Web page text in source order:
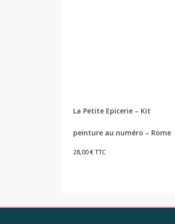
La Petite Epicerie – Kit
peinture au numéro – Rome
28,00€TTC